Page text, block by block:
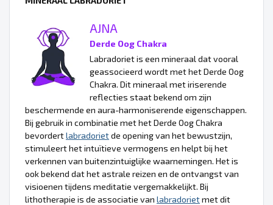
AJNA
Derde Oog Chakra
Labradoriet is een mineraal dat vooral
geassocieerd wordt met het Derde Oog
Chakra. Dit mineraal met iriserende
reflecties staat bekend om zijn
beschermende en aura-harmoniserende eigenschappen.
Bij gebruik in combinatie met het Derde Oog Chakra
bevordertlabradorietde opening van het bewustzijn,
stimuleert het intuïtieve vermogens en helpt bij het
verkennen van buitenzintuiglijke waarnemingen. Het is
ook bekend dat het astrale reizen en de ontvangst van
visioenen tijdens meditatie vergemakkelijkt. Bij
lithotherapie is de associatie van labradorietmet dit